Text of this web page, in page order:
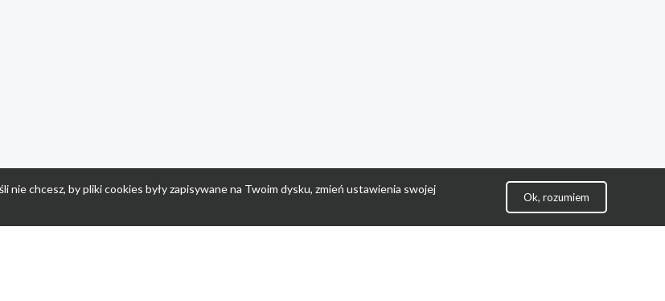
nie chcesz, by pliki cookies były zapisywane na Twoim dysku, zmień ustawienia swojej
Ok, rozumiem